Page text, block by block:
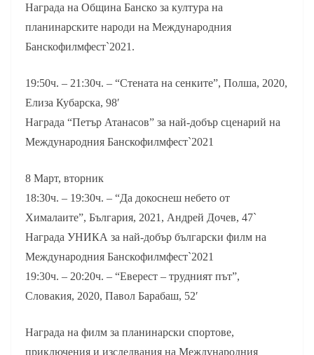
Награда на Община Банско за култура на
планинарските народи на Международния
Банскофилмфест`2021.
19:50ч. – 21:30ч. – “Стената на сенките”, Полша, 2020,
Елиза Кубарска, 98′
Награда “Петър Атанасов” за най-добър сценарий на
Международния Банскофилмфест`2021
8 Март, вторник
18:30ч. – 19:30ч. – “Да докоснеш небето от
Хималаите”, България, 2021, Андрей Дочев, 47`
Награда УНИКА за най-добър български филм на
Международния Банскофилмфест`2021
19:30ч. – 20:20ч. – “Еверест – трудният път”,
Словакия, 2020, Павол Барабаш, 52′
Награда на филм за планинарски спортове,
приключения и изследвания на Международния